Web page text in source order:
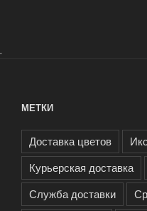
.
МЕТКИ
Доставка цветов
Курьерская доставка
Служба доставки